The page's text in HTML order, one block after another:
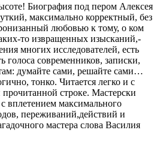
Биография под пером Алексея
максимально корректный, без
любовью к тому, о ком
то извращенных изысканий,-
многих исследователей, есть
голоса современников, записки,
думайте сами, решайте сами…
тонко. Читается легко и с
строке. Мастерски
вплетением максимального
переживаний,действий и
мастера слова Василия